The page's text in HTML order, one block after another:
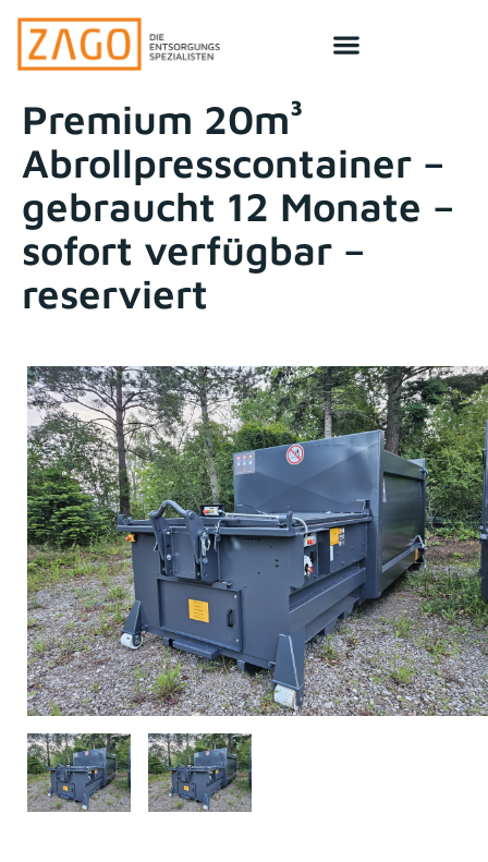
Premium 20m³
Abrollpresscontainer –
gebraucht 12 Monate –
sofort verfügbar –
reserviert